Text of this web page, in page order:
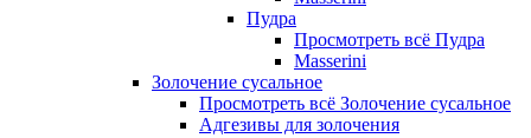
Пудра
Просмотреть всё Пудра
Masserini
Золочение сусальное
Просмотреть всё Золочение сусальное
Адгезивы для золочения